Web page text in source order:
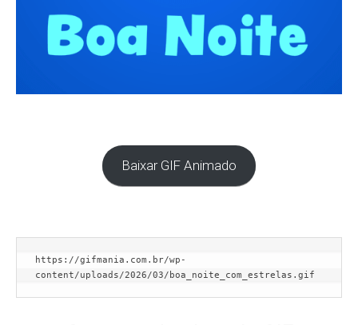
Baixar GIF Animado
https://gifmania.com.br/wp-
content/uploads/2026/03/boa_noite_com_estrelas.gif